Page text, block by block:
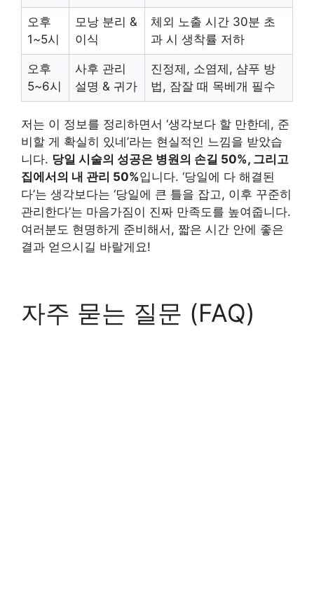
오후
1~5시
모낭 분리 &
이식
체외 노출 시간 30분 초
과 시 생착률 저하
오후
5~6시
사후 관리
설명 & 귀가
진정제, 소염제, 샴푸 방
법, 잠잘 때 목베개 필수
저는 이 정보를 정리하면서 ‘생각보다 할 만한데, 준
비할 게 확실히 있네’라는 현실적인 느낌을 받았습
니다. 당일 시술의 성공은 병원의 손길 50%, 그리고
집에서의 내 관리 50%입니다. ‘당일에 다 해결된
다’는 생각보다는 ‘당일에 큰 틀을 잡고, 이후 꾸준히
관리한다’는 마음가짐이 진짜 만족도를 높여줍니다.
여러분도 현명하게 준비해서, 짧은 시간 안에 좋은
결과 얻으시길 바랄게요!
자주 묻는 질문 (FAQ)